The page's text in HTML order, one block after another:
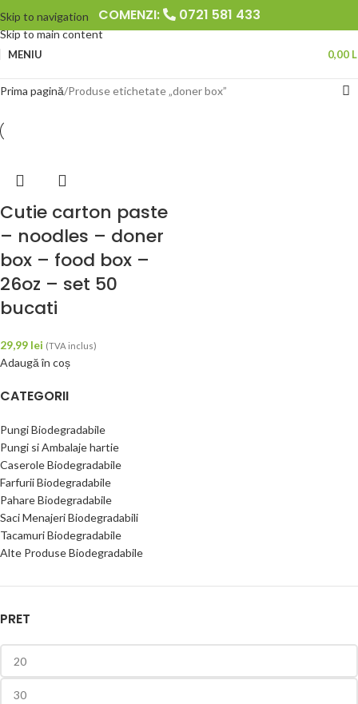
Skip to navigation
Skip to main content
COMENZI: 0721 581 433
MENIU 0,00
CATEGORII
Pungi Biodegradabile
Pungi si Ambalaje hartie
Caserole Biodegradabile
Farfurii Biodegradabile
Pahare Biodegradabile
Saci Menajeri Biodegradabili
Tacamuri Biodegradabile
Alte Produse Biodegradabile
PRET
Prima pagină Produse etichetate „doner box”
Cutie carton paste
– noodles – doner
box – food box –
26oz – set 50
bucati
29,99 lei (TVA inclus)
Adaugă în coș